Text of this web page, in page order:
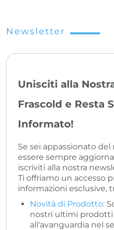
Newsletter
Unisciti alla
Frascold e Resta
Informato!
Se sei appassionato del
essere sempre
iscriviti alla nostra
Ti offriamo un accesso
informazioni esclusive,
Novità di Prodotto:
nostri ultimi prodotti
all'avanguardia nel